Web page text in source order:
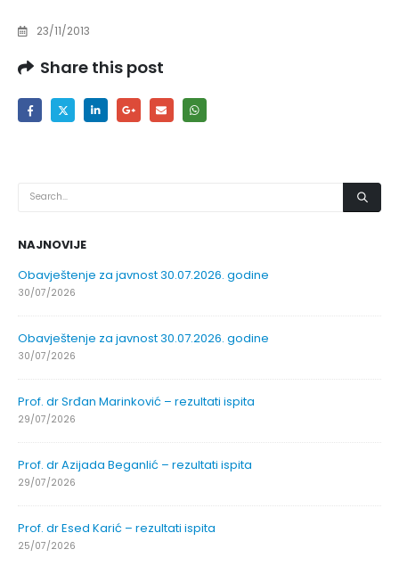
23/11/2013
Share this post
NAJNOVIJE
Obavještenje za javnost 30.07.2026. godine
30/07/2026
Obavještenje za javnost 30.07.2026. godine
30/07/2026
Prof. dr Srđan Marinković – rezultati ispita
29/07/2026
Prof. dr Azijada Beganlić – rezultati ispita
29/07/2026
Prof. dr Esed Karić – rezultati ispita
25/07/2026